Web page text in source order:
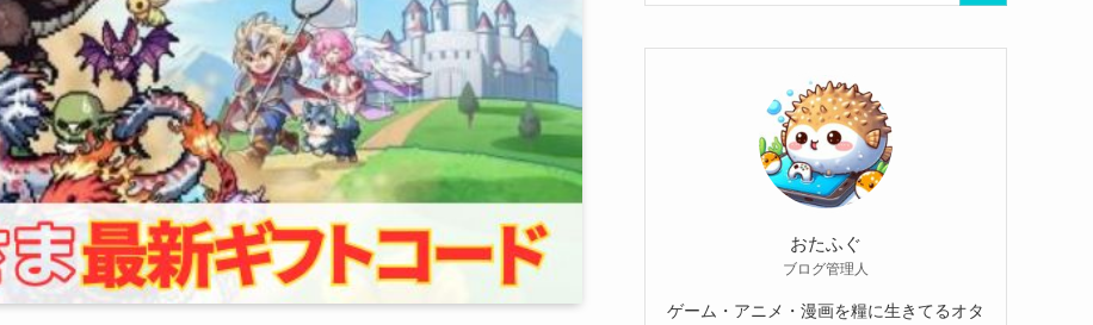
おたふぐ
ブログ管理人
ゲーム・アニメ・漫画を糧に生きてるオタ